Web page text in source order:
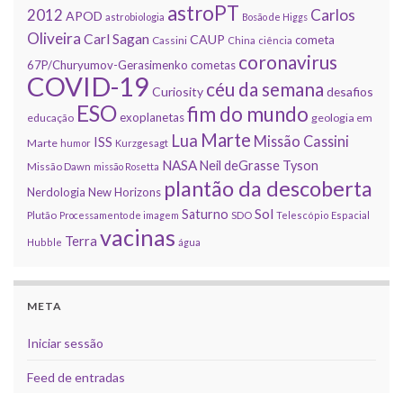
2012 APOD astrobiologia astroPT Bosão de Higgs Carlos
Oliveira Carl Sagan Cassini CAUP China ciência cometa
67P/Churyumov-Gerasimenko cometas coronavirus
COVID-19 Curiosity céu da semana desafios
educação ESOexoplanetasfim do mundo geologia em
Marte humor ISS Kurzgesagt Lua Marte Missão Cassini
Missão Dawn missão Rosetta NASANeil deGrasse Tyson
Nerdologia New Horizons plantão da descoberta
Plutão Processamento de imagem Saturno SDO Sol Telescópio Espacial
Hubble Terra vacinas água
META
Iniciar sessão
Feed de entradas